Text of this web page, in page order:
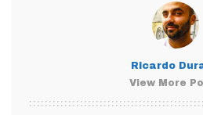
Ricardo
View More